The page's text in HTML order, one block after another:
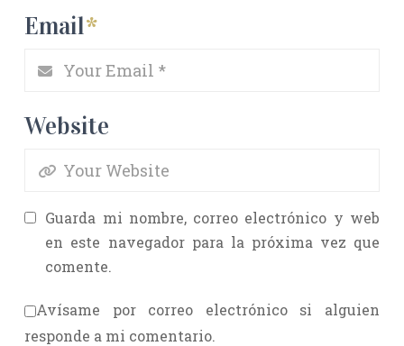
Email*
Website
Guarda mi nombre, correo electrónico y web
en este navegador para la próxima vez que
comente.
Avísame por correo electrónico si alguien
responde a mi comentario.